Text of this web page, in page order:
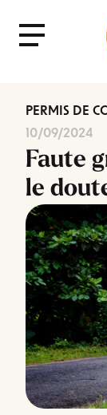
Menu
PERMIS DE
10/09/2024
Faute
le
Fermer